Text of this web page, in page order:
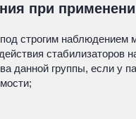
при
строгим
стабилизаторов
данной группы, если у